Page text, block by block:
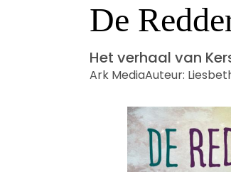
De
Het verhaal van
Ark MediaAuteur: